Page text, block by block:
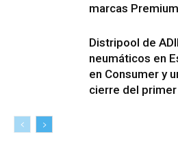
marcas
Distripool de
neumáticos en
en Consumer y
cierre del